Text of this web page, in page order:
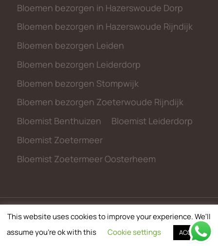
Bloemen bezorgen in Hazerswoude Dorp
Bloemen bezorgen in Hazerswoude Rijndijk
Bloemen bezorgen Leiden
Bloemen bezorgen Leiderdorp
Bloemen bezorgen Stompwijk
Bloemen bezorgen Zoeterwoude Rijndijk
Bloemist Benthuizen
Bloemist Leiderdorp
Bloemist Zoetermeer
Bloemist Zoetermeer Oosterheem
© 2026 metbloemen.nl
This website uses cookies to improve your experience. We'll
assume you're ok with this
Cookie settings ACCEPT